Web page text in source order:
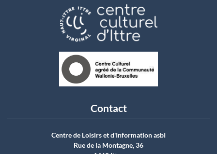
Contact
Centre de Loisirs et d'Information asbI
Rue de la Montagne, 36